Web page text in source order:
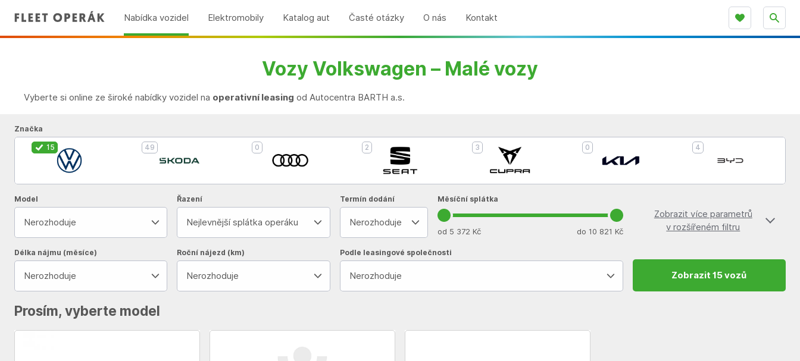
Nabídka vozidel Elektromobily Katalog aut Časté otázky O nás Kontakt
Vozy Volkswagen – Malé vozy
Vyberte si online ze široké nabídky vozidel na operativní leasing od Autocentra BARTH a.s.
Značka
15 49 0 2 3 0 4
Model
Nerozhoduje
Řazení
Nejlevnější splátka operáku
Termín dodání
Nerozhoduje
Měsíční splátka
od 5 372 Kč do 10 821 Kč
Zobrazit více parametrů
v rozšířeném filtru
Délka nájmu (měsíce)
Nerozhoduje
Roční nájezd (km)
Nerozhoduje
Podle leasingové společnosti
Nerozhoduje Zobrazit 15 vozů
Prosím, vyberte model